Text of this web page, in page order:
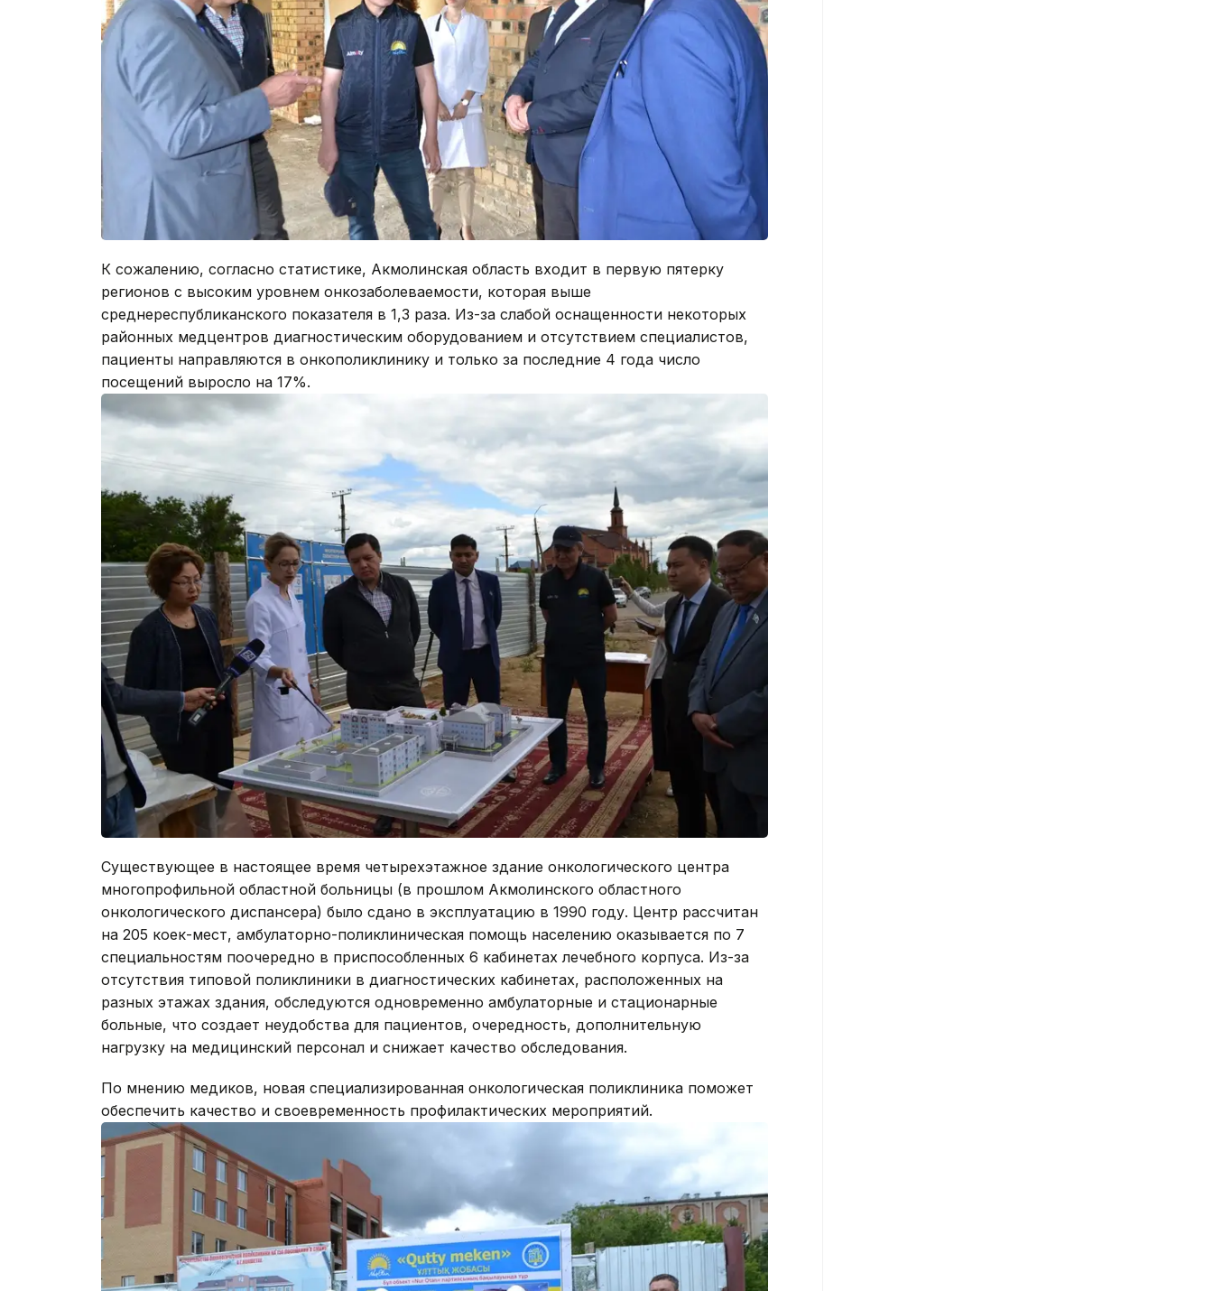
К сожалению, согласно статистике, Акмолинская область входит в первую пятерку
регионов с высоким уровнем онкозаболеваемости, которая выше
среднереспубликанского показателя в 1,3 раза. Из-за слабой оснащенности некоторых
районных медцентров диагностическим оборудованием и отсутствием специалистов,
пациенты направляются в онкополиклинику и только за последние 4 года число
посещений выросло на 17%.
Существующее в настоящее время четырехэтажное здание онкологического центра
многопрофильной областной больницы (в прошлом Акмолинского областного
онкологического диспансера) было сдано в эксплуатацию в 1990 году. Центр рассчитан
на 205 коек-мест, амбулаторно-поликлиническая помощь населению оказывается по 7
специальностям поочередно в приспособленных 6 кабинетах лечебного корпуса. Из-за
отсутствия типовой поликлиники в диагностических кабинетах, расположенных на
разных этажах здания, обследуются одновременно амбулаторные и стационарные
больные, что создает неудобства для пациентов, очередность, дополнительную
нагрузку на медицинский персонал и снижает качество обследования.
По мнению медиков, новая специализированная онкологическая поликлиника поможет
обеспечить качество и своевременность профилактических мероприятий.